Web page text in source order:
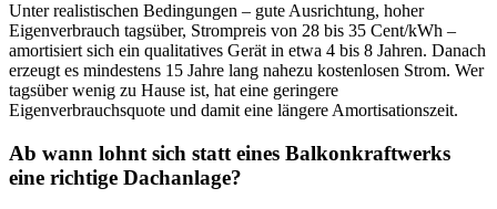
Unter realistischen Bedingungen – gute Ausrichtung, hoher
Eigenverbrauch tagsüber, Strompreis von 28 bis 35 Cent/kWh –
amortisiert sich ein qualitatives Gerät in etwa 4 bis 8 Jahren. Danach
erzeugt es mindestens 15 Jahre lang nahezu kostenlosen Strom. Wer
tagsüber wenig zu Hause ist, hat eine geringere
Eigenverbrauchsquote und damit eine längere Amortisationszeit.
Ab wann lohnt sich statt eines Balkonkraftwerks
eine richtige Dachanlage?